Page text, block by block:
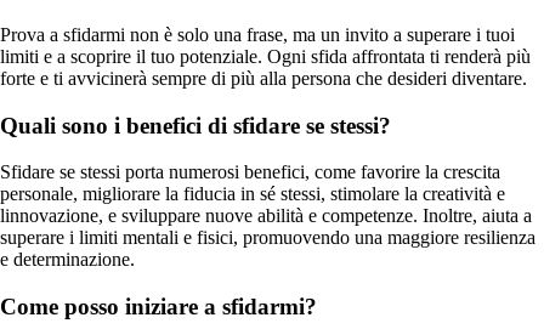
Prova a sfidarmi non è solo una frase, ma un invito a superare i tuoi
limiti e a scoprire il tuo potenziale. Ogni sfida affrontata ti renderà più
forte e ti avvicinerà sempre di più alla persona che desideri diventare.
Quali sono i benefici di sfidare se stessi?
Sfidare se stessi porta numerosi benefici, come favorire la crescita
personale, migliorare la fiducia in sé stessi, stimolare la creatività e
linnovazione, e sviluppare nuove abilità e competenze. Inoltre, aiuta a
superare i limiti mentali e fisici, promuovendo una maggiore resilienza
e determinazione.
Come posso iniziare a sfidarmi?